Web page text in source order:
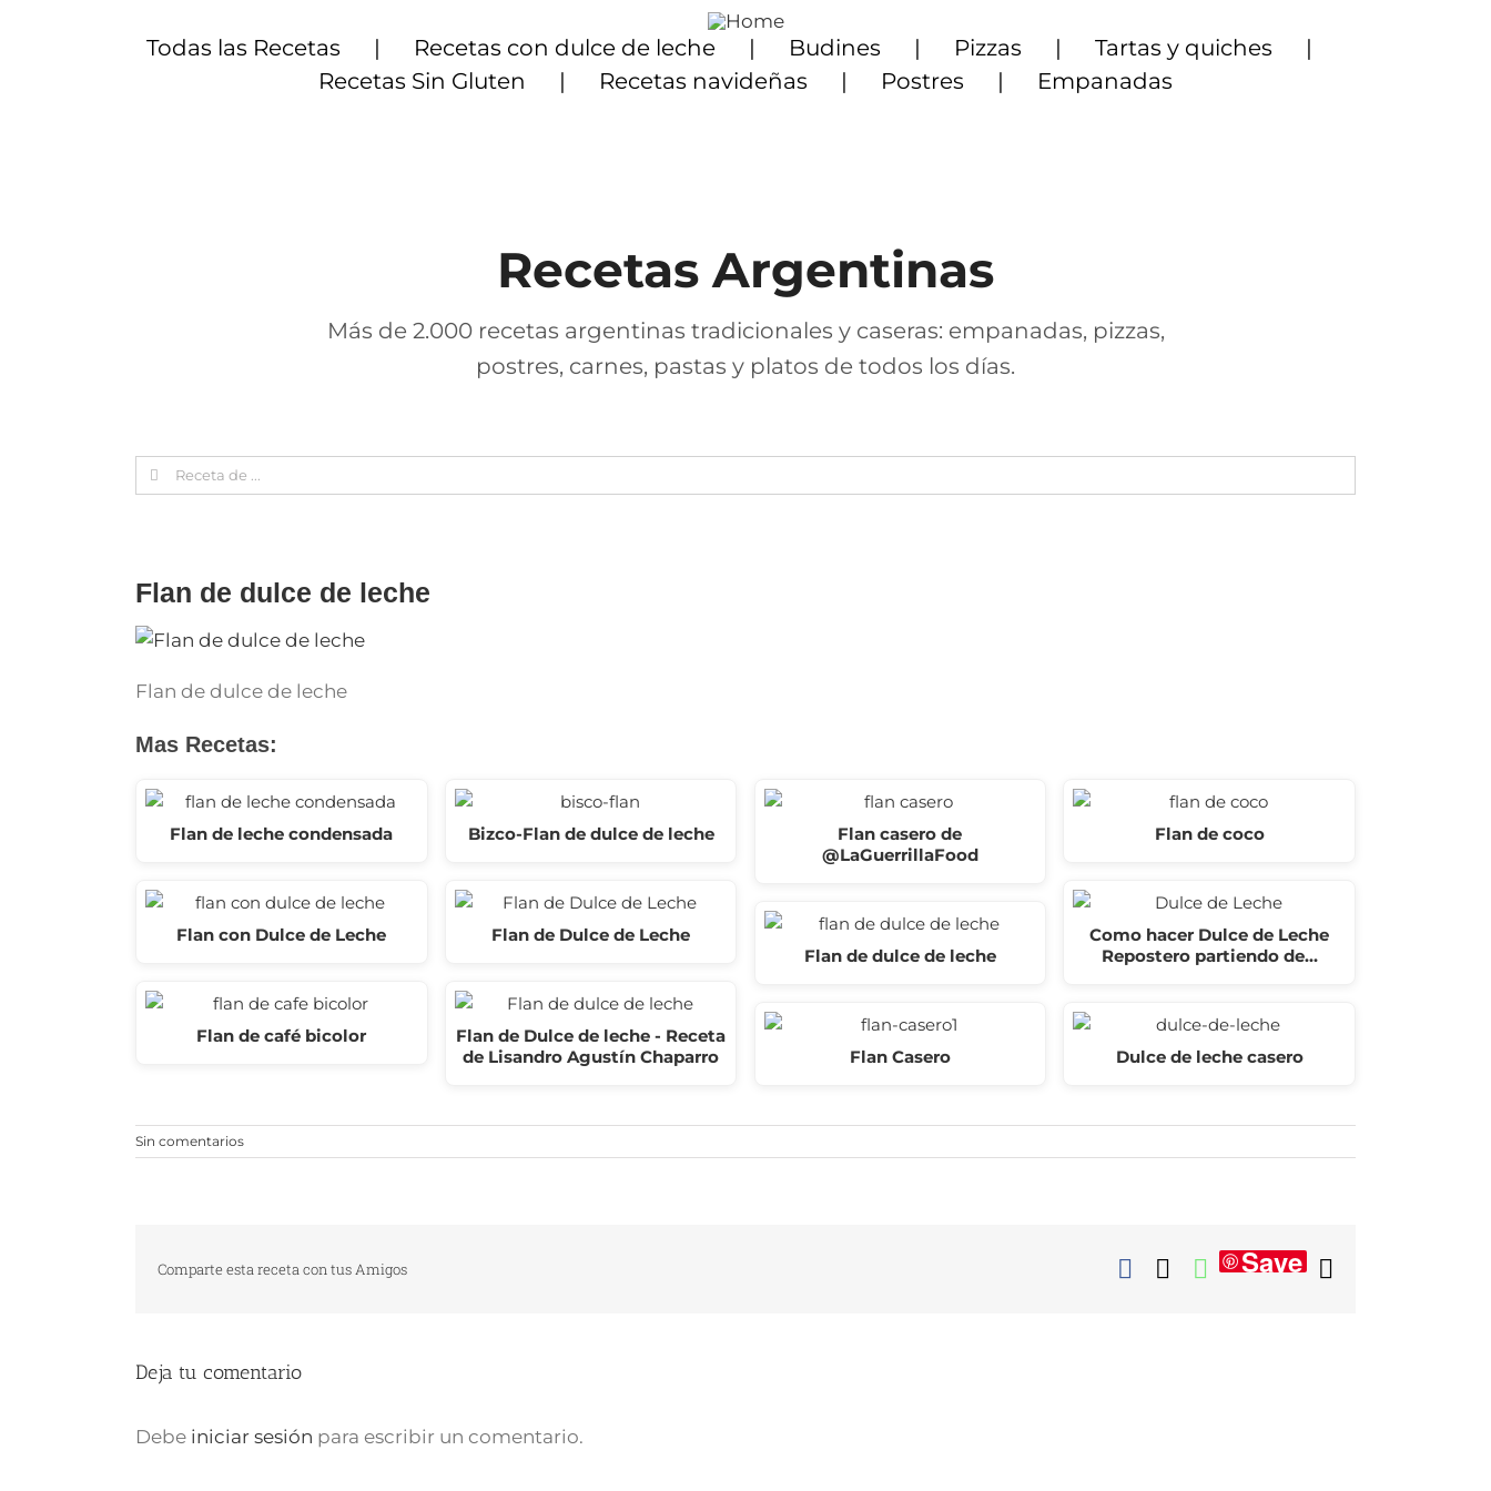
Todas las Recetas Recetas con dulce de leche Budines Pizzas
Tartas y quiches
Recetas Sin Gluten
Recetas navideñas Postres Empanadas
Recetas Argentinas
Más de 2.000 recetas argentinas tradicionales y caseras: empanadas, pizzas,
postres, carnes, pastas y platos de todos los días.
Search
for:
Flan de dulce de leche
Flan de dulce de leche
Mas Recetas:
Flan de leche condensada
Flan con Dulce de Leche
Flan de café bicolor
Bizco-Flan de dulce de leche
Flan de Dulce de Leche
Flan de Dulce de leche - Receta
de Lisandro Agustín Chaparro
Flan casero de
@LaGuerrillaFood
Flan de dulce de leche
Flan Casero
Flan de coco
Como hacer Dulce de Leche
Repostero partiendo de…
Dulce de leche casero
Sin comentarios
Comparte esta receta con tus Amigos FacebookWhatsApp
Save
Deja tu comentario
Debe iniciar sesión para escribir un comentario.